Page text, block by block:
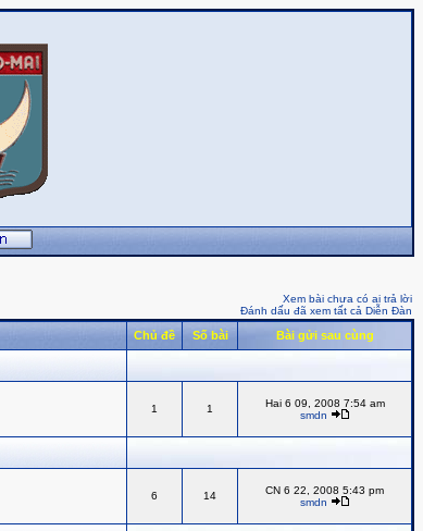
Xem bài chưa có ai trả lời
Đánh dấu đã xem tất cả Diễn Đàn
Chủ đề Số bài Bài gửi sau cùng
1 1
Hai 6 09, 2008 7:54 am
smdn
6 14
CN 6 22, 2008 5:43 pm
smdn